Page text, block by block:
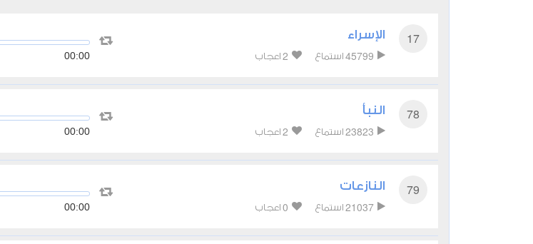
17 الإسراء
45799 استماع 2 اعجاب 00:00
78 النبأ
23823 استماع 2 اعجاب 00:00
79 النازعات
21037 استماع 0 اعجاب 00:00